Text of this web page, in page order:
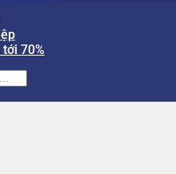
70%